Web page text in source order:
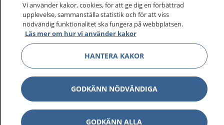
1177 på flera språk
Om 1177
Kontakt Visa
Vi använder kakor, cookies, för att ge dig en förbättrad
upplevelse, sammanställa statistik och för att viss
nödvändig funktionalitet ska fungera på webbplatsen.
Läs mer om hur vi använder kakor
HANTERA KAKOR
GODKÄNN NÖDVÄNDIGA
GODKÄNN ALLA